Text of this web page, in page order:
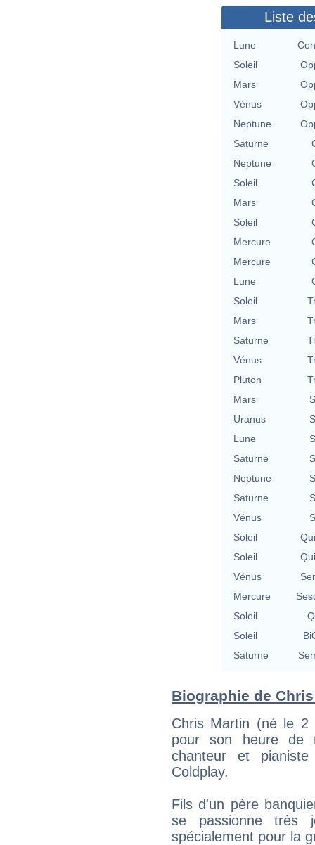
Liste
Lune
Soleil
Mars
Vénus
Neptune
Saturne
Neptune
Soleil
Mars
Soleil
Mercure
Mercure
Lune
Soleil
Mars
Saturne
Vénus
Pluton
Mars
Uranus
Lune
Saturne
Neptune
Saturne
Vénus
Soleil
Soleil
Vénus
Mercure
Soleil
Soleil
Saturne
Biographie de
Chris Martin (né le 2
pour son heure de
chanteur et
Coldplay.
Fils d'un père
se passionne très
spécialement pour la